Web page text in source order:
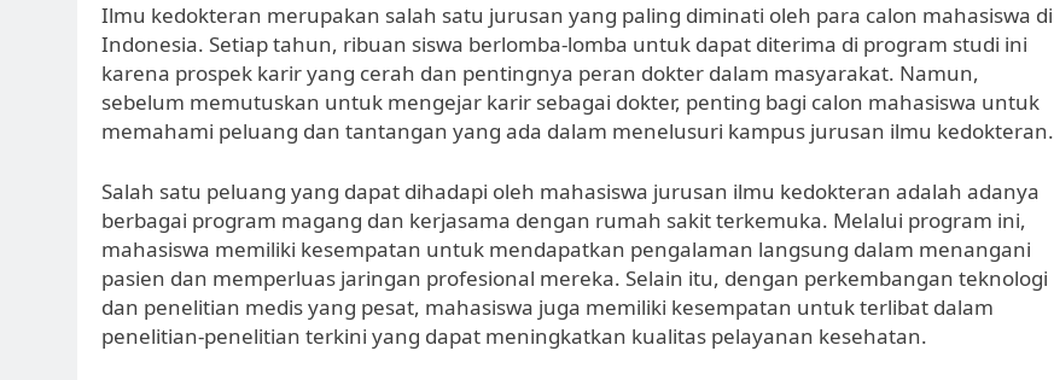
Ilmu kedokteran merupakan salah satu jurusan yang paling diminati oleh para calon mahasiswa di
Indonesia. Setiap tahun, ribuan siswa berlomba-lomba untuk dapat diterima di program studi ini
karena prospek karir yang cerah dan pentingnya peran dokter dalam masyarakat. Namun,
sebelum memutuskan untuk mengejar karir sebagai dokter, penting bagi calon mahasiswa untuk
memahami peluang dan tantangan yang ada dalam menelusuri kampus jurusan ilmu kedokteran.
Salah satu peluang yang dapat dihadapi oleh mahasiswa jurusan ilmu kedokteran adalah adanya
berbagai program magang dan kerjasama dengan rumah sakit terkemuka. Melalui program ini,
mahasiswa memiliki kesempatan untuk mendapatkan pengalaman langsung dalam menangani
pasien dan memperluas jaringan profesional mereka. Selain itu, dengan perkembangan teknologi
dan penelitian medis yang pesat, mahasiswa juga memiliki kesempatan untuk terlibat dalam
penelitian-penelitian terkini yang dapat meningkatkan kualitas pelayanan kesehatan.